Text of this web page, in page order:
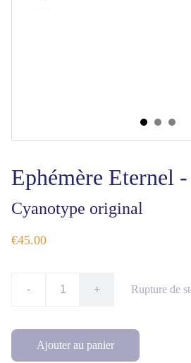
Ephémère Eternel
Cyanotype original
€45.00
- + Rupture de
Ajouter au panier